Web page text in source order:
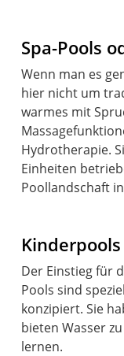
Spa-Pools
Wenn man es
hier nicht um
warmes mit
Hydrotherapie.
Einheiten
Poollandschaft
Kinderpools
Der Einstieg für
Pools sind
konzipiert. Sie
bieten Wasser
lernen.